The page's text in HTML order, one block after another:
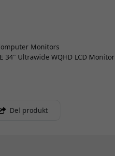
Monitors
34" Ultrawide WQHD LCD Monitor
Del produkt